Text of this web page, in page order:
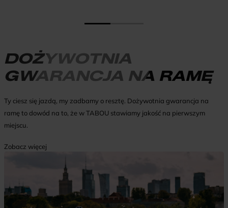
DOŻYWOTNIA
GWARANCJA NA RAMĘ
Ty ciesz się jazdą, my zadbamy o resztę. Dożywotnia gwarancja na
ramę to dowód na to, że w TABOU stawiamy jakość na pierwszym
miejscu.
Zobacz więcej